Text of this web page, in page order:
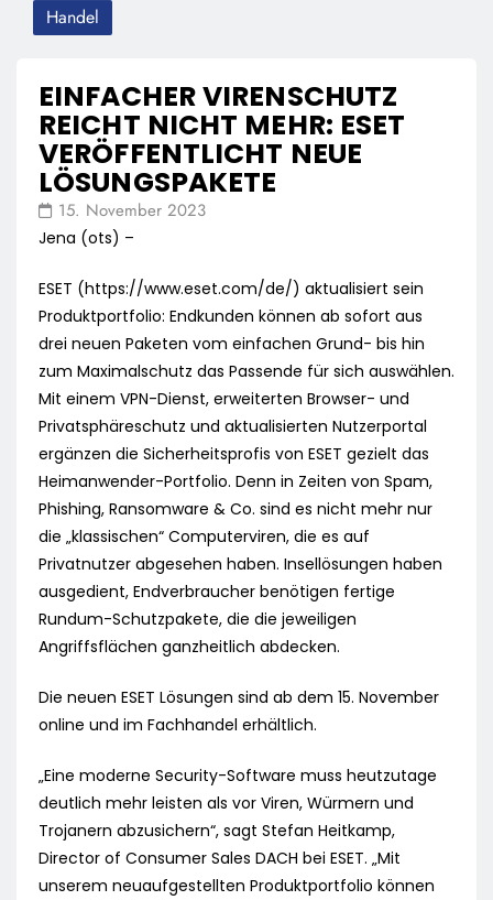
Handel
EINFACHER VIRENSCHUTZ
REICHT NICHT MEHR: ESET
VERÖFFENTLICHT NEUE
LÖSUNGSPAKETE
15. November 2023
Jena (ots) –
ESET (https://www.eset.com/de/) aktualisiert sein
Produktportfolio: Endkunden können ab sofort aus
drei neuen Paketen vom einfachen Grund- bis hin
zum Maximalschutz das Passende für sich auswählen.
Mit einem VPN-Dienst, erweiterten Browser- und
Privatsphäreschutz und aktualisierten Nutzerportal
ergänzen die Sicherheitsprofis von ESET gezielt das
Heimanwender-Portfolio. Denn in Zeiten von Spam,
Phishing, Ransomware & Co. sind es nicht mehr nur
die „klassischen“ Computerviren, die es auf
Privatnutzer abgesehen haben. Insellösungen haben
ausgedient, Endverbraucher benötigen fertige
Rundum-Schutzpakete, die die jeweiligen
Angriffsflächen ganzheitlich abdecken.
Die neuen ESET Lösungen sind ab dem 15. November
online und im Fachhandel erhältlich.
„Eine moderne Security-Software muss heutzutage
deutlich mehr leisten als vor Viren, Würmern und
Trojanern abzusichern“, sagt Stefan Heitkamp,
Director of Consumer Sales DACH bei ESET. „Mit
unserem neuaufgestellten Produktportfolio können